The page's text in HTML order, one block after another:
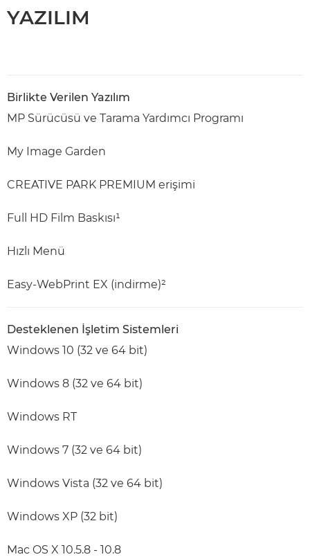
YAZILIM
Birlikte Verilen Yazılım
MP Sürücüsü ve Tarama Yardımcı Programı
My Image Garden
CREATIVE PARK PREMIUM erişimi
Full HD Film Baskısı¹
Hızlı Menü
Easy-WebPrint EX (indirme)²
Desteklenen İşletim Sistemleri
Windows 10 (32 ve 64 bit)
Windows 8 (32 ve 64 bit)
Windows RT
Windows 7 (32 ve 64 bit)
Windows Vista (32 ve 64 bit)
Windows XP (32 bit)
Mac OS X 10.5.8 - 10.8